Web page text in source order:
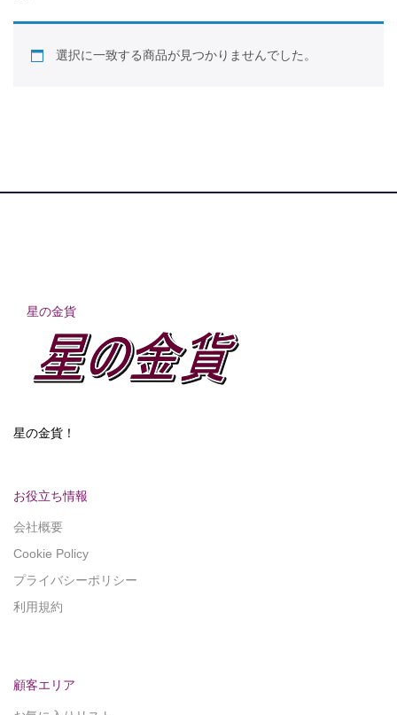
選択に一致する商品が見つかりませんでした。
星の金貨
星の金貨！
お役立ち情報
会社概要
Cookie Policy
プライバシーポリシー
利用規約
顧客エリア